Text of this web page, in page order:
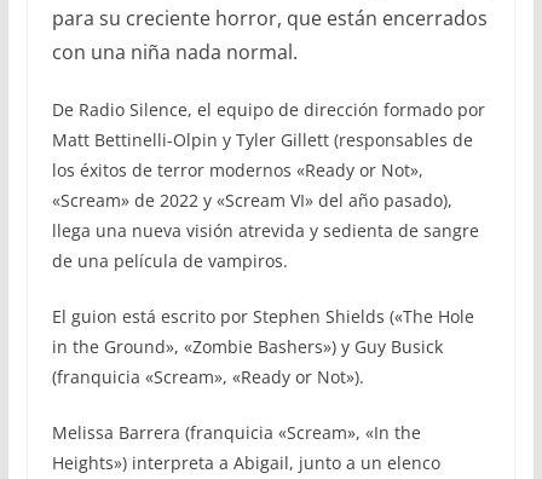
para su creciente horror, que están encerrados
con una niña nada normal.
De Radio Silence, el equipo de dirección formado por
Matt Bettinelli-Olpin y Tyler Gillett (responsables de
los éxitos de terror modernos «Ready or Not»,
«Scream» de 2022 y «Scream VI» del año pasado),
llega una nueva visión atrevida y sedienta de sangre
de una película de vampiros.
El guion está escrito por Stephen Shields («The Hole
in the Ground», «Zombie Bashers») y Guy Busick
(franquicia «Scream», «Ready or Not»).
Melissa Barrera (franquicia «Scream», «In the
Heights») interpreta a Abigail, junto a un elenco